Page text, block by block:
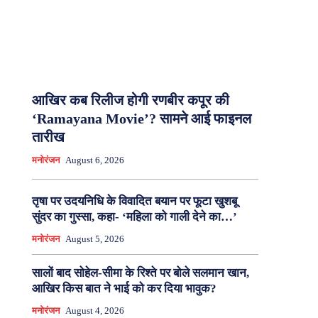
आखिर कब रिलीज होगी रणबीर कपूर की
‘Ramayana Movie’? सामने आई फाइनल
तारीख
मनोरंजन August 6, 2026
तृषा पर उदयनिधि के विवादित बयान पर फूटा खुशबू
सुंदर का गुस्सा, कहा- ‘महिला को गाली देने का…’
मनोरंजन August 5, 2026
सालों बाद सोहेल-सीमा के रिश्ते पर बोले सलमान खान,
आखिर किस बात ने भाई को कर दिया भावुक?
मनोरंजन August 4, 2026